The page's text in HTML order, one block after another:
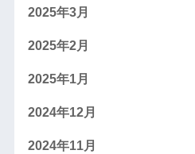
2025年3月
2025年2月
2025年1月
2024年12月
2024年11月